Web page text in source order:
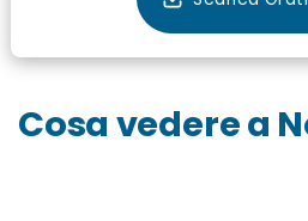
Cosa vedere a